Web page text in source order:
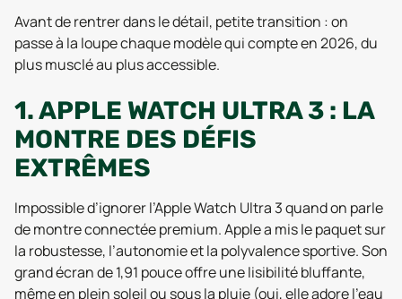
Avant de rentrer dans le détail, petite transition : on
passe à la loupe chaque modèle qui compte en 2026, du
plus musclé au plus accessible.
1. APPLE WATCH ULTRA 3 : LA
MONTRE DES DÉFIS
EXTRÊMES
Impossible d’ignorer l’Apple Watch Ultra 3 quand on parle
de montre connectée premium. Apple a mis le paquet sur
la robustesse, l’autonomie et la polyvalence sportive. Son
grand écran de 1,91 pouce offre une lisibilité bluffante,
même en plein soleil ou sous la pluie (oui, elle adore l’eau